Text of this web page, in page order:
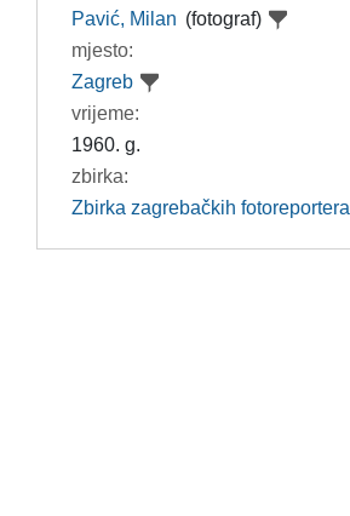
Pavić, Milan (fotograf)
mjesto:
Zagreb
vrijeme:
1960. g.
zbirka:
Zbirka zagrebačkih fotoreportera